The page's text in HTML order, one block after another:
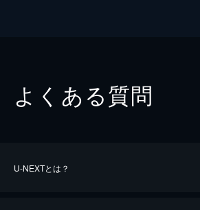
よくある質問
U-NEXTとは？